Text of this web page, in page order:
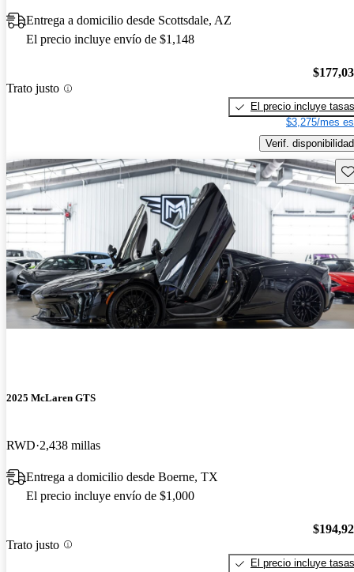
Entrega a domicilio desde Scottsdale, AZ
El precio incluye envío de $1,148
Trato justo
El precio incluye tasas
$3,275/mes
Verif. disponibilidad
2025 McLaren GTS
RWD 2,438 millas
Entrega a domicilio desde Boerne, TX
El precio incluye envío de $1,000
Trato justo
El precio incluye tasas